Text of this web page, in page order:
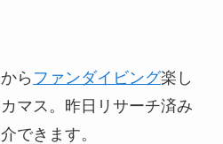
ら ファンダイビング楽し
マス。昨日リサーチ済み
できます。